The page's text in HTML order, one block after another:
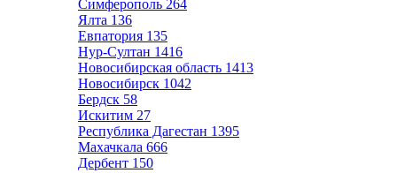
Симферополь 264
Ялта 136
Евпатория 135
Нур-Султан 1416
Новосибирская область 1413
Новосибирск 1042
Бердск 58
Искитим 27
Республика Дагестан 1395
Махачкала 666
Дербент 150